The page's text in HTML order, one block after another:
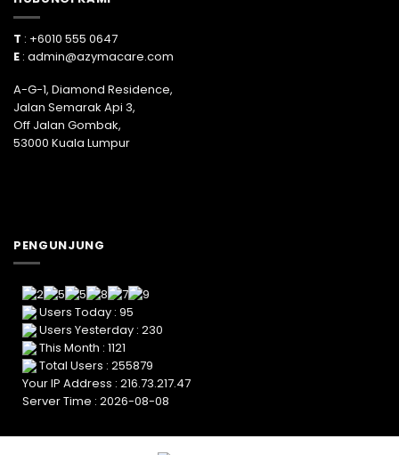
T : +6010 555 0647
E : admin@azymacare.com
A-G-1, Diamond Residence,
Jalan Semarak Api 3,
Off Jalan Gombak,
53000 Kuala Lumpur
PENGUNJUNG
Users Today : 95
Users Yesterday : 230
This Month : 1121
Total Users : 255879
Your IP Address : 216.73.217.47
Server Time : 2026-08-08